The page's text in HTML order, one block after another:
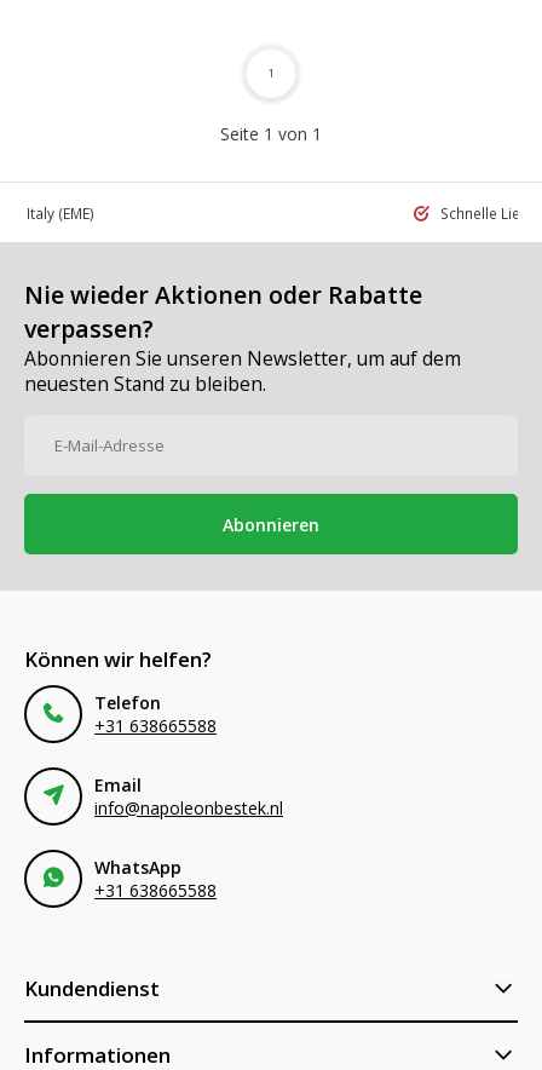
Seite 1 von 1
1
in Italy (EME) Schnelle
Nie wieder Aktionen oder Rabatte
verpassen?
Abonnieren Sie unseren Newsletter, um auf dem
neuesten Stand zu bleiben.
Abonnieren
Können wir helfen?
Telefon
+31 638665588
Email
info@napoleonbestek.nl
WhatsApp
+31 638665588
Kundendienst
Informationen